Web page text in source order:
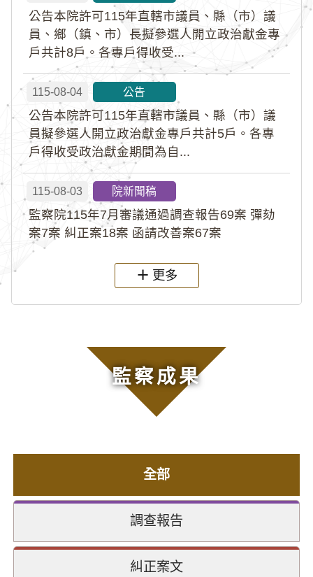
公告本院許可115年直轄市議員、縣（市）議
員、鄉（鎮、市）長擬參選人開立政治獻金專
戶共計8戶。各專戶得收受...
115-08-04 公告
公告本院許可115年直轄市議員、縣（市）議
員擬參選人開立政治獻金專戶共計5戶。各專
戶得收受政治獻金期間為自...
115-08-03 院新聞稿
監察院115年7月審議通過調查報告69案 彈劾
案7案 糾正案18案 函請改善案67案
更多
監察成果
全部
調查報告
糾正案文